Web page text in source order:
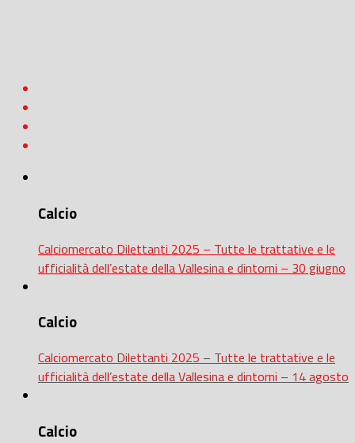
Calcio
Calciomercato Dilettanti 2025 – Tutte le trattative e le
ufficialità dell’estate della Vallesina e dintorni – 30 giugno
Calcio
Calciomercato Dilettanti 2025 – Tutte le trattative e le
ufficialità dell’estate della Vallesina e dintorni – 14 agosto
Calcio